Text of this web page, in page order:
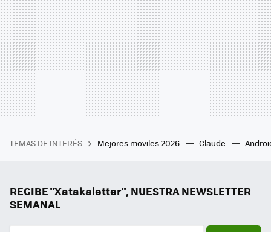
TEMAS DE INTERÉS Mejores moviles 2026 Claude
RECIBE "Xatakaletter", NUESTRA NEWSLETTER
SEMANAL